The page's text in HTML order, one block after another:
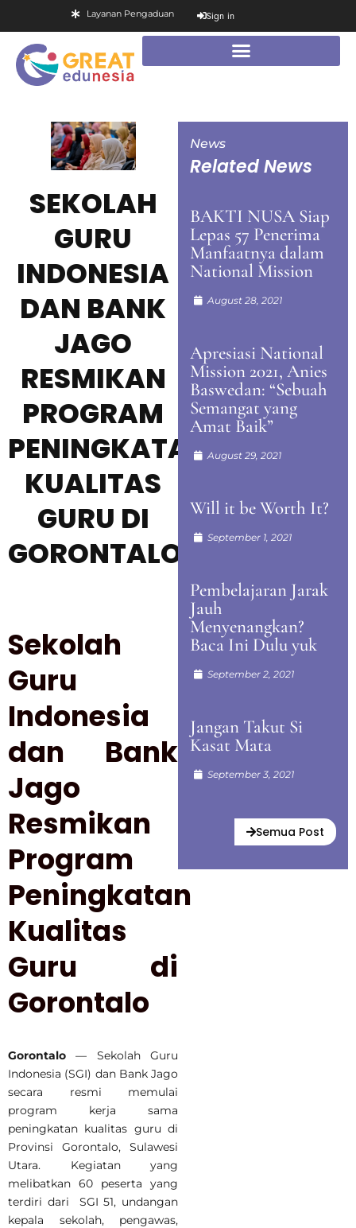
Layanan Pengaduan Sign in
SEKOLAH
GURU
INDONESIA
DAN BANK
JAGO
RESMIKAN
PROGRAM
PENINGKATAN
KUALITAS
GURU DI
GORONTALO
Sekolah
Guru
Indonesia
dan Bank
Jago
Resmikan
Program
Peningkatan
Kualitas
Guru di
Gorontalo
Gorontalo — Sekolah Guru
Indonesia (SGI) dan Bank Jago
secara resmi memulai
program kerja sama
peningkatan kualitas guru di
Provinsi Gorontalo, Sulawesi
Utara. Kegiatan yang
melibatkan 60 peserta yang
terdiri dari SGI 51, undangan
kepala sekolah, pengawas,
News
Related News
BAKTI NUSA Siap
Lepas 57 Penerima
Manfaatnya dalam
National Mission
August 28, 2021
Apresiasi National
Mission 2021, Anies
Baswedan: “Sebuah
Semangat yang
Amat Baik”
August 29, 2021
Will it be Worth It?
September 1, 2021
Pembelajaran Jarak
Jauh
Menyenangkan?
Baca Ini Dulu yuk
September 2, 2021
Jangan Takut Si
Kasat Mata
September 3, 2021
Semua Post